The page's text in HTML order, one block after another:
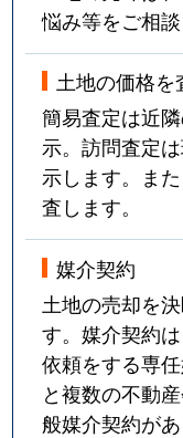
悩み等をご相談
土地の価格を
簡易査定は近
示。訪問査定
示します。ま
査します。
媒介契約
土地の売却を
す。媒介契約
依頼をする専
と複数の不動
般媒介契約があ